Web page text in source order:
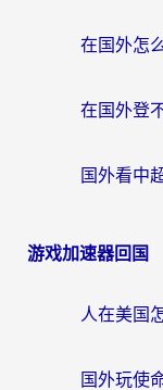
游戏加速器回国